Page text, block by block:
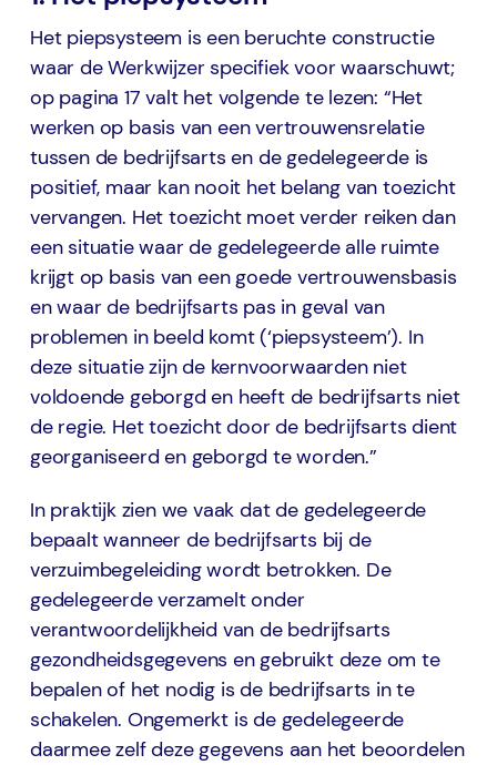
Het piepsysteem is een beruchte constructie
waar de Werkwijzer specifiek voor waarschuwt;
op pagina 17 valt het volgende te lezen: “Het
werken op basis van een vertrouwensrelatie
tussen de bedrijfsarts en de gedelegeerde is
positief, maar kan nooit het belang van toezicht
vervangen. Het toezicht moet verder reiken dan
een situatie waar de gedelegeerde alle ruimte
krijgt op basis van een goede vertrouwensbasis
en waar de bedrijfsarts pas in geval van
problemen in beeld komt (‘piepsysteem’). In
deze situatie zijn de kernvoorwaarden niet
voldoende geborgd en heeft de bedrijfsarts niet
de regie. Het toezicht door de bedrijfsarts dient
georganiseerd en geborgd te worden.”
In praktijk zien we vaak dat de gedelegeerde
bepaalt wanneer de bedrijfsarts bij de
verzuimbegeleiding wordt betrokken. De
gedelegeerde verzamelt onder
verantwoordelijkheid van de bedrijfsarts
gezondheidsgegevens en gebruikt deze om te
bepalen of het nodig is de bedrijfsarts in te
schakelen. Ongemerkt is de gedelegeerde
daarmee zelf deze gegevens aan het beoordelen